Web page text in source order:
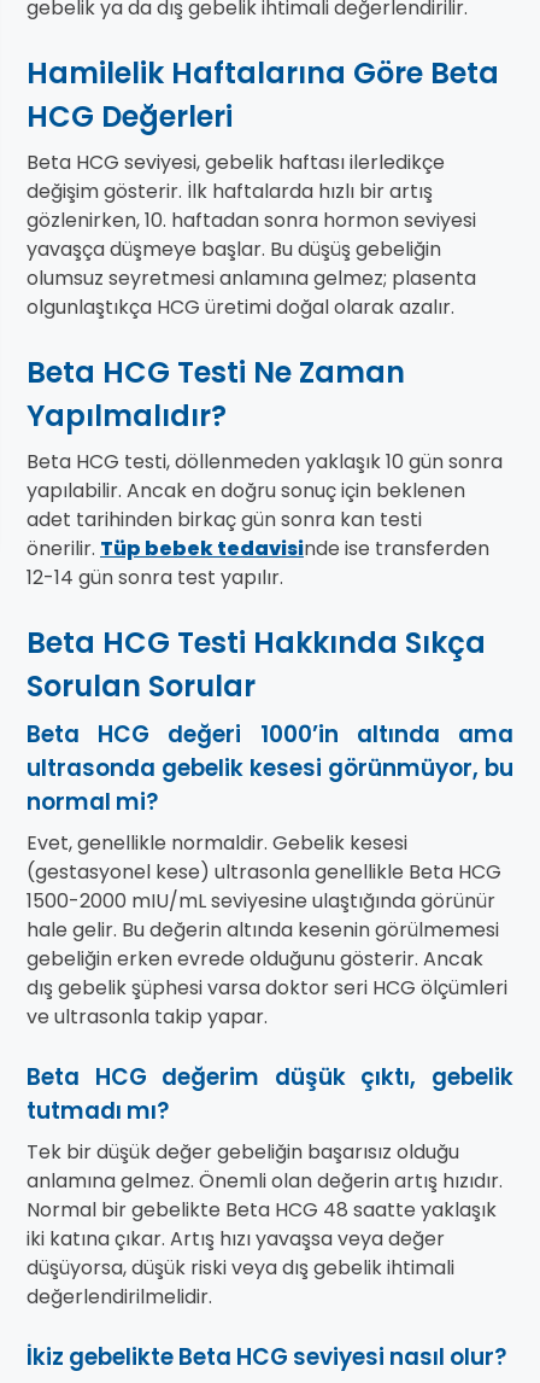
gebelik ya da dış gebelik ihtimali değerlendirilir.
Hamilelik Haftalarına Göre Beta
HCG Değerleri
Beta HCG seviyesi, gebelik haftası ilerledikçe
değişim gösterir. İlk haftalarda hızlı bir artış
gözlenirken, 10. haftadan sonra hormon seviyesi
yavaşça düşmeye başlar. Bu düşüş gebeliğin
olumsuz seyretmesi anlamına gelmez; plasenta
olgunlaştıkça HCG üretimi doğal olarak azalır.
Beta HCG Testi Ne Zaman
Yapılmalıdır?
Beta HCG testi, döllenmeden yaklaşık 10 gün sonra
yapılabilir. Ancak en doğru sonuç için beklenen
adet tarihinden birkaç gün sonra kan testi
önerilir. Tüp bebek tedavisinde ise transferden
12-14 gün sonra test yapılır.
Beta HCG Testi Hakkında Sıkça
Sorulan Sorular
Beta HCG değeri 1000’in altında ama
ultrasonda gebelik kesesi görünmüyor, bu
normal mi?
Evet, genellikle normaldir. Gebelik kesesi
(gestasyonel kese) ultrasonla genellikle Beta HCG
1500-2000 mIU/mL seviyesine ulaştığında görünür
hale gelir. Bu değerin altında kesenin görülmemesi
gebeliğin erken evrede olduğunu gösterir. Ancak
dış gebelik şüphesi varsa doktor seri HCG ölçümleri
ve ultrasonla takip yapar.
Beta HCG değerim düşük çıktı, gebelik
tutmadı mı?
Tek bir düşük değer gebeliğin başarısız olduğu
anlamına gelmez. Önemli olan değerin artış hızıdır.
Normal bir gebelikte Beta HCG 48 saatte yaklaşık
iki katına çıkar. Artış hızı yavaşsa veya değer
düşüyorsa, düşük riski veya dış gebelik ihtimali
değerlendirilmelidir.
İkiz gebelikte Beta HCG seviyesi nasıl olur?